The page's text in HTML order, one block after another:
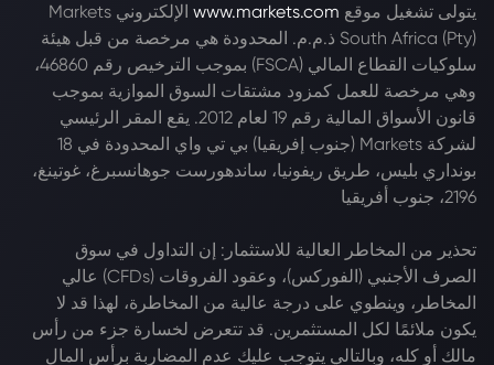
يتولى تشغيل موقع www.markets.com
الإلكتروني Markets
South Africa (Pty) ذ.م.م. المحدودة هي مرخصة من قبل هيئة
سلوكيات القطاع المالي (FSCA) بموجب الترخيص رقم 46860،
وهي مرخصة للعمل كمزود مشتقات السوق الموازية بموجب
قانون الأسواق المالية رقم 19 لعام 2012. يقع المقر الرئيسي
لشركة Markets (جنوب إفريقيا) بي تي واي المحدودة في 18
بونداري بليس، طريق ريفونيا، ساندهورست جوهانسبرغ، غوتينغ،
2196، جنوب أفريقيا
تحذير من المخاطر العالية للاستثمار: إن التداول في سوق
الصرف الأجنبي (الفوركس)، وعقود الفروقات (CFDs) عالي
المخاطر، وينطوي على درجة عالية من المخاطرة، لهذا قد لا
يكون ملائمًا لكل المستثمرين. قد تتعرض لخسارة جزء من رأس
مالك أو كله، وبالتالي يتوجب عليك عدم المضاربة برأس المال